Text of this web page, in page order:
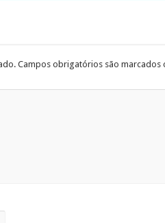
Campos obrigatórios são marcados